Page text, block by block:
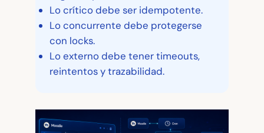
Lo crítico debe ser idempotente.
Lo concurrente debe protegerse
con locks.
Lo externo debe tener timeouts,
reintentos y trazabilidad.